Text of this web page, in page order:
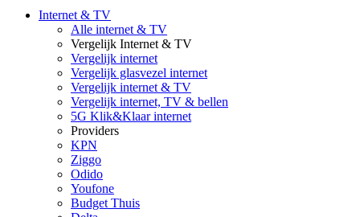
Internet & TV
Alle internet & TV
Vergelijk Internet & TV
Vergelijk internet
Vergelijk glasvezel internet
Vergelijk internet & TV
Vergelijk internet, TV & bellen
5G Klik&Klaar internet
Providers
KPN
Ziggo
Odido
Youfone
Budget Thuis